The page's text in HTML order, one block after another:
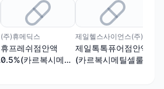
(주)휴메딕스
휴프레쉬점안액
0.5%(카르복시메틸
제일헬스사이언스(주)
제일톡톡퓨어점안액
(카르복시메틸셀룰